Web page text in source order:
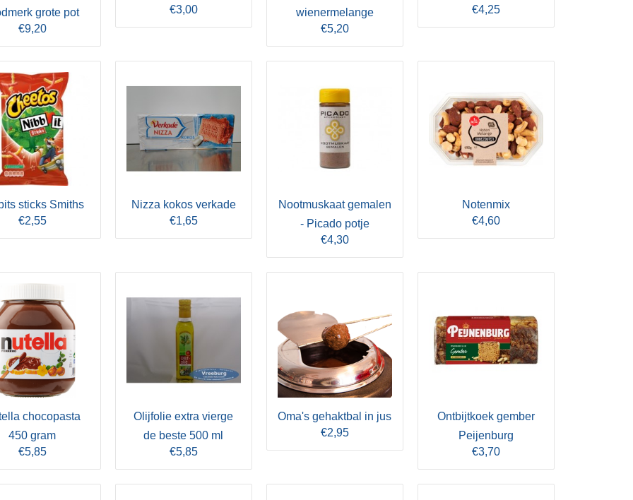
grote pot
€9,20
€3,00
wienermelange
€5,20
€4,25
sticks Smiths
€2,55
Nizza kokos verkade
€1,65
Nootmuskaat gemalen
- Picado potje
€4,30
Notenmix
€4,60
chocopasta
450 gram
€5,85
Olijfolie extra vierge
de beste 500 ml
€5,85
Oma's gehaktbal in jus
€2,95
Ontbijtkoek gember
Peijenburg
€3,70